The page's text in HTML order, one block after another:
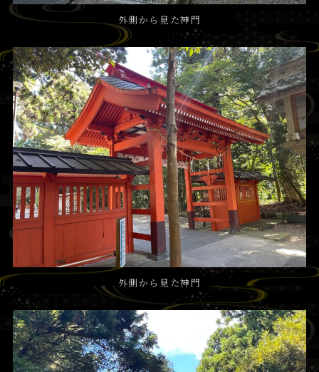
外側から見た神門
外側から見た神門